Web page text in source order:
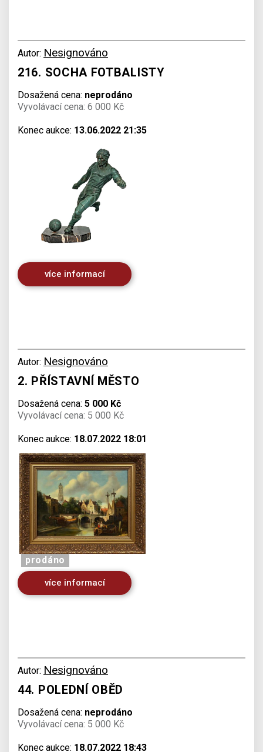
Autor: Nesignováno
216. SOCHA FOTBALISTY
Dosažená cena: neprodáno
Vyvolávací cena: 6 000 Kč
Konec aukce: 13.06.2022 21:35
více informací
Autor: Nesignováno
2. PŘÍSTAVNÍ MĚSTO
Dosažená cena: 5 000 Kč
Vyvolávací cena: 5 000 Kč
Konec aukce: 18.07.2022 18:01
prodáno
více informací
Autor: Nesignováno
44. POLEDNÍ OBĚD
Dosažená cena: neprodáno
Vyvolávací cena: 5 000 Kč
Konec aukce: 18.07.2022 18:43